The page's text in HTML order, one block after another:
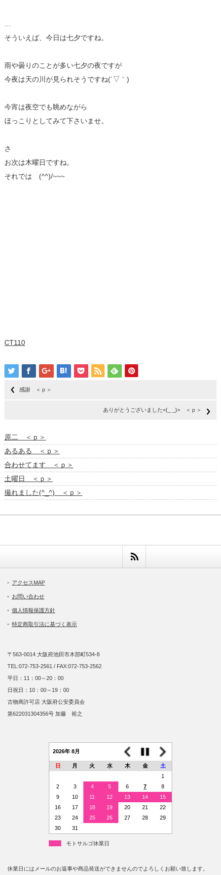
そういえば、今日は七夕ですね。
雨や曇りのことが多い七夕の夜ですが
今夜は天の川が見られそうですね(´▽｀)
今宵は夜空でも眺めながら
ほっこりとしてみて下さいませ。
さ
お次は木曜日ですね。
それでは (^^)/~~~
CT110
感謝 ＜ｐ＞
ありがとうございました<(_ _)> ＜ｐ＞
原二 ＜ｐ＞
あるある ＜ｐ＞
合わせてます ＜ｐ＞
土曜日 ＜ｐ＞
撮れました(^_^) ＜ｐ＞
アクセスMAP
お問い合わせ
個人情報保護方針
特定商取引法に基づく表示
〒563-0014 大阪府池田市木部町534-8
TEL:072-753-2561 / FAX:072-753-2562
平日：11：00～20：00
日祝日：10：00～19：00
古物商許可店 大阪府公安委員会
第622031304356号 加藤 裕之
2026年 8月
日 月 火 水 木 金
土
1
2
3 4 5 6 7
8
9
10 11 12 13 14
15
16
17 18 19 20 21
22
23
24 25 26 27 28
29
30
31
モトサルゴ休業日
休業日にはメールのお返事や商品発送ができませんのでよろしくお願い致します。